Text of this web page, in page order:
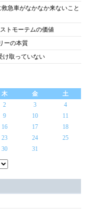
急車がなかなか来ないこと
トモーテムの価値
ーの本質
け取っていない
木 金
土
2 3
4
9 10
11
16 17
18
23 24
25
30 31